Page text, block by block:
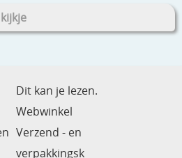
Dit kan je lezen.
Webwinkel
Verzend - en
verpakkingsk